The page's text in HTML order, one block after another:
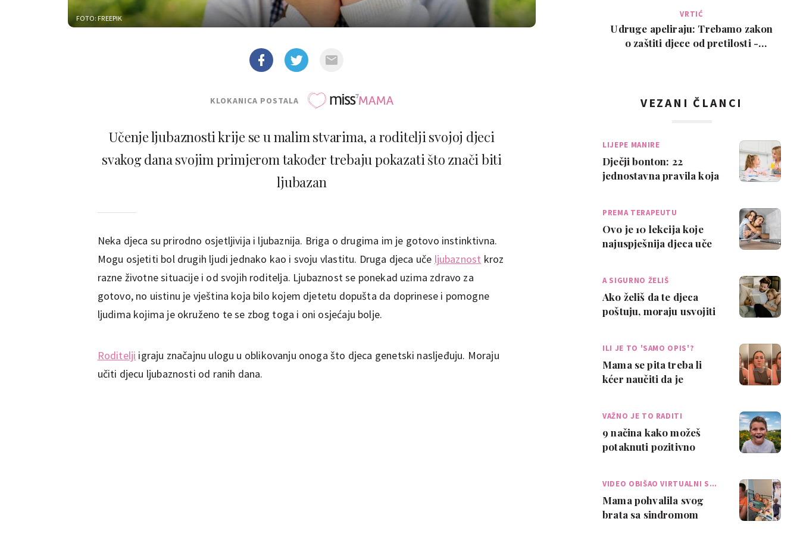
FOTO: FREEPIK
KLOKANICA POSTALA
Učenje ljubaznosti krije se u malim stvarima, a roditelji svojoj djeci
svakog dana svojim primjerom također trebaju pokazati što znači biti
ljubazan
Neka djeca su prirodno osjetljivija i ljubaznija. Briga o drugima im je gotovo instinktivna.
Mogu osjetiti bol drugih ljudi jednako kao i svoju vlastitu. Druga djeca uče ljubaznost kroz
razne životne situacije i od svojih roditelja. Ljubaznost se ponekad uzima zdravo za
gotovo, no uistinu je vještina koja bilo kojem djetetu dopušta da doprinese i pomogne
ljudima kojima je okruženo te se zbog toga i oni osjećaju bolje.
Roditelji igraju značajnu ulogu u oblikovanju onoga što djeca genetski nasljeđuju. Moraju
učiti djecu ljubaznosti od ranih dana.
VRTIĆ
Udruge apeliraju: Trebamo zakon
o zaštiti djece od pretilosti -
VEZANI ČLANCI
LIJEPE MANIRE
Dječji bonton: 22
jednostavna pravila koja
PREMA TERAPEUTU
Ovo je 10 lekcija koje
najuspješnija djeca uče
A SIGURNO ŽELIŠ
Ako želiš da te djeca
poštuju, moraju usvojiti
ILI JE TO 'SAMO OPIS'?
Mama se pita treba li
kćer naučiti da je
VAŽNO JE TO RADITI
9 načina kako možeš
potaknuti pozitivno
VIDEO OBIŠAO VIRTUALNI S…
Mama pohvalila svog
brata sa sindromom